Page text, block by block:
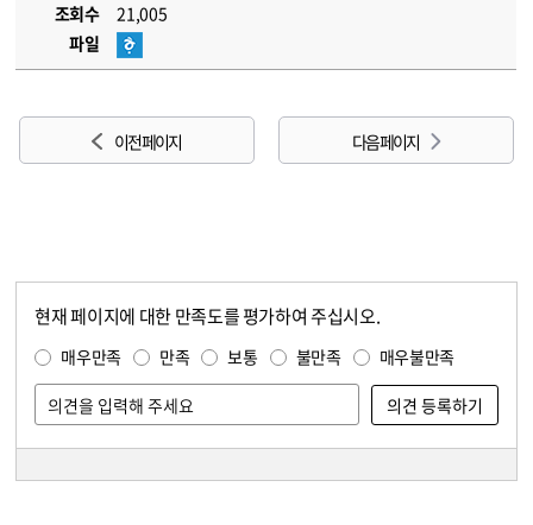
조회수
21,005
파일
이전 페이지 다음 페이지
현재 페이지에 대한 만족도를 평가하여 주십시오.
매우만족 만족 보통 불만족 매우불만족